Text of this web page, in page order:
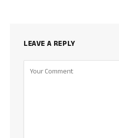
LEAVE A REPLY